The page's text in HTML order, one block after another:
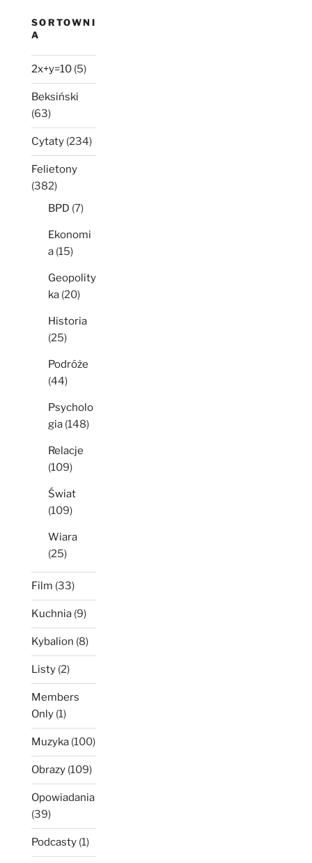
SORTOWNI
A
2x+y=10 (5)
Beksiński
(63)
Cytaty (234)
Felietony
(382)
BPD (7)
Ekonomi
a (15)
Geopolity
ka (20)
Historia
(25)
Podróże
(44)
Psycholo
gia (148)
Relacje
(109)
Świat
(109)
Wiara
(25)
Film (33)
Kuchnia (9)
Kybalion (8)
Listy (2)
Members
Only (1)
Muzyka (100)
Obrazy (109)
Opowiadania
(39)
Podcasty (1)